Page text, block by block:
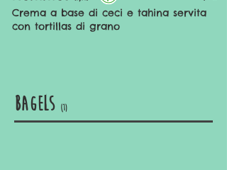
Crema a base di ceci e tahina servita
con tortillas di grano
bagels (1)